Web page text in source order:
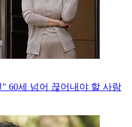
60세 넘어 끊어내야 할 사람